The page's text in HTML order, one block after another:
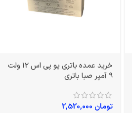
خرید عمده باتری یو پی اس 12 ولت
9 آمپر صبا باتری
تومان